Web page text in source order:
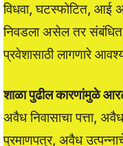
विधवा, घटस्फोटित, आई
निवडला असेल तर संबंधित
प्रवेशासाठी लागणारे
शाळा पुढील कारणांमुळे
अवैध निवासाचा पत्ता,
प्रमाणपत्र, अवैध